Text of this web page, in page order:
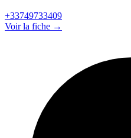
+33749733409
Voir la fiche →